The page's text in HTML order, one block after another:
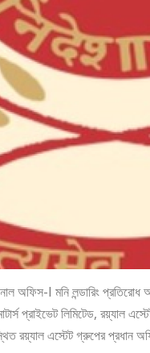
অফিস-I মনি লন্ডারিং
প্রাইভেট লিমিটেড, রয়্যাল
রয়্যাল এস্টেট গ্রুপের প্রধান